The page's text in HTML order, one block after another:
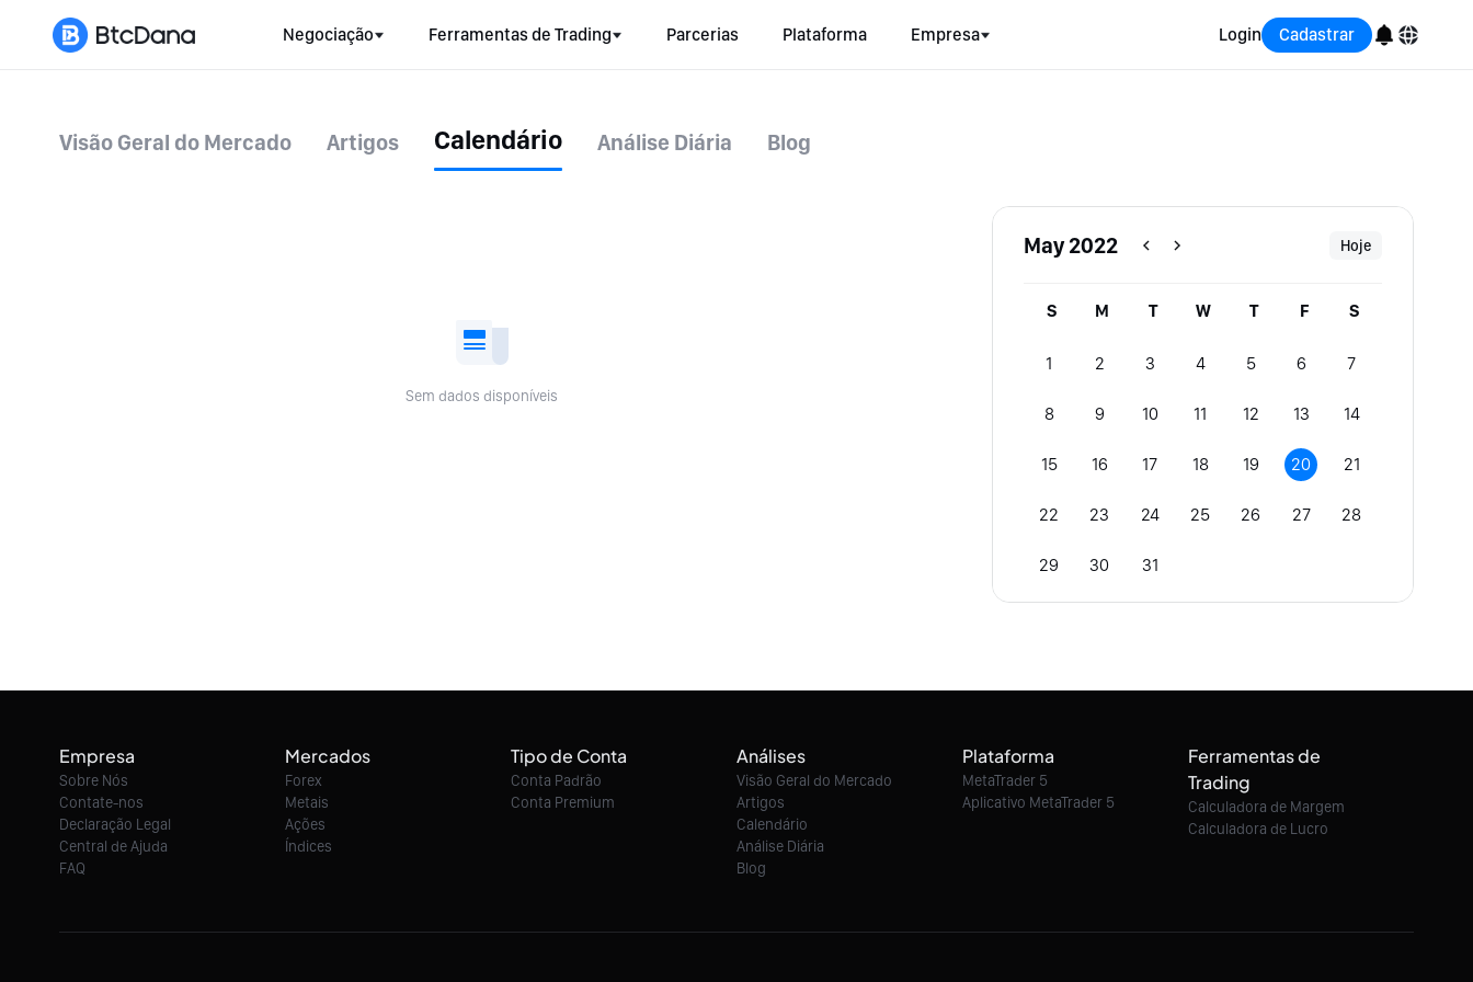
Negociação Ferramentas de Trading Parcerias Plataforma Empresa Login Cadastrar
Visão Geral do Mercado Artigos Calendário Análise Diária Blog
Sem dados disponíveis
May 2022 Hoje
S M T W T F S
1 2 3 4 5 6 7
8 9 10 11 12 13 14
15 16 17 18 19 20 21
22 23 24 25 26 27 28
29 30 31
Empresa
Sobre Nós
Contate-nos
Declaração Legal
Central de Ajuda
FAQ
Mercados
Forex
Metais
Ações
Índices
Tipo de Conta
Conta Padrão
Conta Premium
Análises
Visão Geral do Mercado
Artigos
Calendário
Análise Diária
Blog
Plataforma
MetaTrader 5
Aplicativo MetaTrader 5
Ferramentas de
Trading
Calculadora de Margem
Calculadora de Lucro